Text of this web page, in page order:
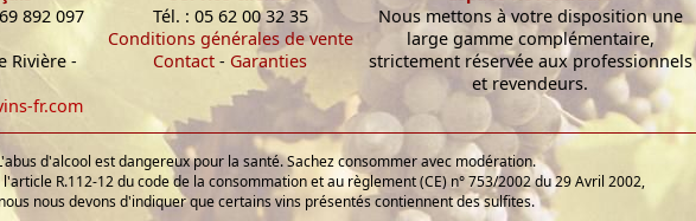
892 097
Rivière -
fr.com
Tél. : 05 62 00 32 35
Conditions générales de vente
Contact - Garanties
Nous mettons à votre disposition une
large gamme complémentaire,
strictement réservée aux professionnels
et revendeurs.
d'alcool est dangereux pour la santé. Sachez consommer avec modération.
R.112-12 du code de la consommation et au règlement (CE) n° 753/2002 du 29 Avril 2002,
nous devons d'indiquer que certains vins présentés contiennent des sulfites.